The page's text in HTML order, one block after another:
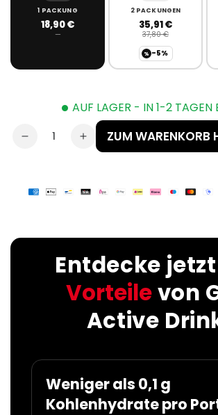
1 PACKUNG
18,90 €
—
2 PACKUNGEN
35,91 €
37,80 €
% -5%
• AUF LAGER - IN 1-2 TAGEN
ZUM WARENKORB
Entdecke
Vorteilevon
Active
Weniger als 0,1 g
Kohlenhydrate pro